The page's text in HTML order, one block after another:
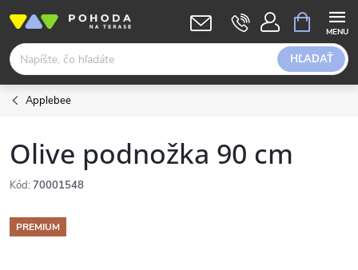
obsah
HĽADAŤ
KOŠÍK
Applebee
Olive podnožka 90 cm
Kód: 70001548
PREMIUM